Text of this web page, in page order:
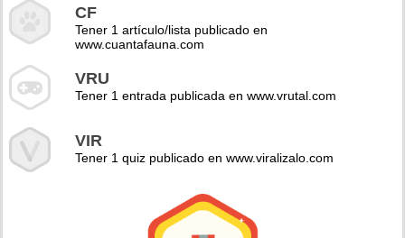
CF
Tener 1 artículo/lista publicado en
www.cuantafauna.com
VRU
Tener 1 entrada publicada en www.vrutal.com
VIR
Tener 1 quiz publicado en www.viralizalo.com